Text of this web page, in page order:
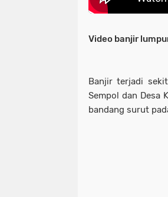
Video banjir
Banjir terjadi
Sempol dan Desa
bandang surut